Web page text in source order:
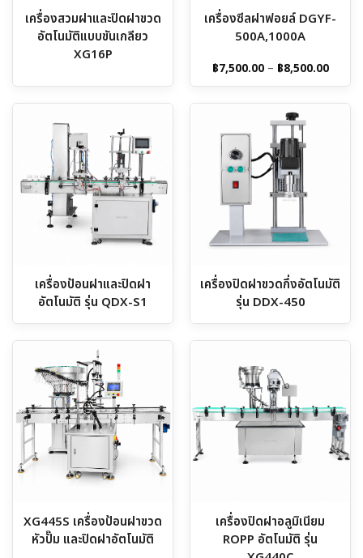
เครื่องสวมฝาและปิดฝาขวด
อัตโนมัติแบบขันเกลียว
XG16P
เครื่องซีลฝาฟอยล์ DGYF-
500A,1000A
฿7,500.00 – ฿8,500.00Price
฿
฿
เครื่องป้อนฝาและปิดฝา
อัตโนมัติ รุ่น QDX-S1
เครื่องปิดฝาขวดกึ่งอัตโนมัติ
รุ่น DDX-450
XG445S เครื่องป้อนฝาขวด
หัวปั๊ม และปิดฝาอัตโนมัติ
เครื่องปิดฝาอลูมิเนียม
ROPP อัตโนมัติ รุ่น